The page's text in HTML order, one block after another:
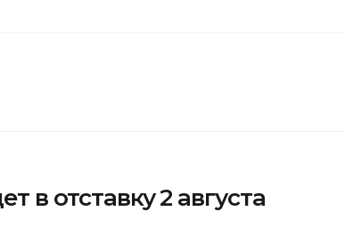
в отставку 2 августа